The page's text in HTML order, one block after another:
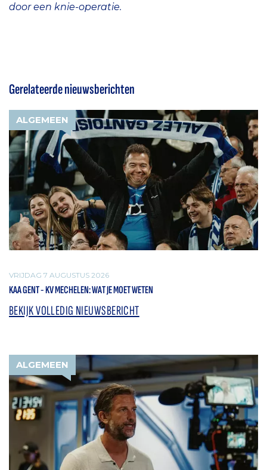
door een knie-operatie.
Gerelateerde nieuwsberichten
ALGEMEEN
VRIJDAG 7 AUGUSTUS 2026
KAA GENT - KV MECHELEN: WAT JE MOET WETEN
BEKIJK VOLLEDIG NIEUWSBERICHT
ALGEMEEN